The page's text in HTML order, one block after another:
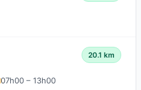
20.1 km
07h00 – 13h00